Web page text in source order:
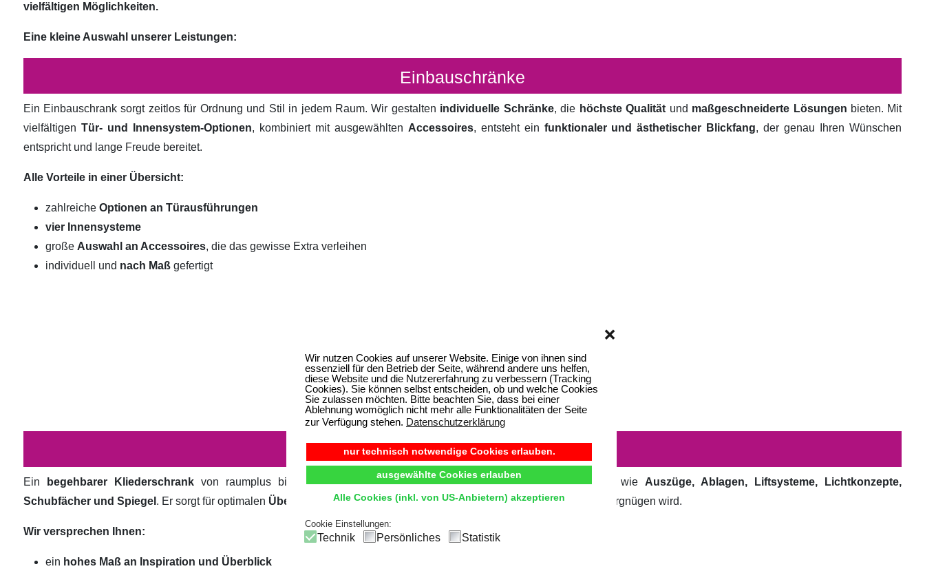
Wir nutzen Cookies auf unserer Website. Einige von ihnen sind
essenziell für den Betrieb der Seite, während andere uns helfen,
diese Website und die Nutzererfahrung zu verbessern (Tracking
Cookies). Sie können selbst entscheiden, ob und welche Cookies
Sie zulassen möchten. Bitte beachten Sie, dass bei einer
Ablehnung womöglich nicht mehr alle Funktionalitäten der Seite
zur Verfügung stehen. Datenschutzerklärung
nur technisch notwendige Cookies erlauben.
ausgewählte Cookies erlauben
Alle Cookies (inkl. von US-Anbietern) akzeptieren
❌
Cookie Einstellungen:
Technik Persönliches Statistik
vielfältigen Möglichkeiten.
Eine kleine Auswahl unserer Leistungen:
Einbauschränke
Ein Einbauschrank sorgt zeitlos für Ordnung und Stil in jedem Raum. Wir gestalten individuelle Schränke, die höchste Qualität und maßgeschneiderte Lösungen bieten. Mit
vielfältigen Tür- und Innensystem-Optionen, kombiniert mit ausgewählten Accessoires, entsteht ein funktionaler und ästhetischer Blickfang, der genau Ihren Wünschen
entspricht und lange Freude bereitet.
Alle Vorteile in einer Übersicht:
zahlreiche Optionen an Türausführungen
vier Innensysteme
große Auswahl an Accessoires, die das gewisse Extra verleihen
individuell und nach Maß gefertigt
Begehbarer Kleiderschrank
Ein begehbarer Kliederschrank von raumplus bietetKomfortundÜbersichtdurch hochwertige Innensysteme wie Auszüge, Ablagen, Liftsysteme, Lichtkonzepte,
Schubfächer und Spiegel . Er sorgt für optimalen Überblick und einfachen Zugriff, sodass die tägliche Outfitwahl zum Vergnügen wird.
Wir versprechen Ihnen:
ein hohes Maß an Inspiration und Überblick